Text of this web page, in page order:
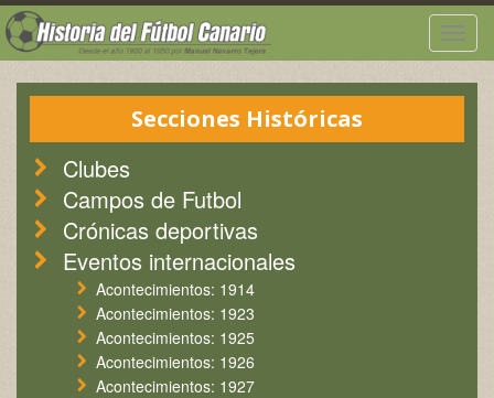
Secciones Históricas
Clubes
Campos de Futbol
Crónicas deportivas
Eventos internacionales
Acontecimientos: 1914
Acontecimientos: 1923
Acontecimientos: 1925
Acontecimientos: 1926
Acontecimientos: 1927